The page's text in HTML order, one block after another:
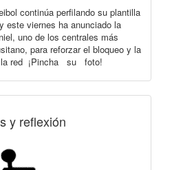
continúa perfilando su plantilla
este viernes ha anunciado la
uno de los centrales más
para reforzar el bloqueo y la
la red ¡Pincha su foto!
y reflexión